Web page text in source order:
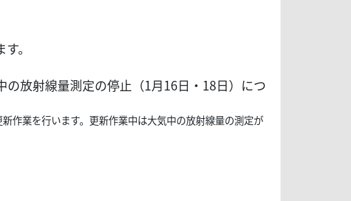
。
放射線量測定の停止（1月16日・18日）につ
作業を行います。更新作業中は大気中の放射線量の測定が